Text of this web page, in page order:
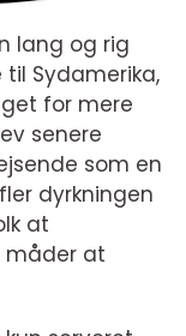
lang og rig
Sydamerika,
for mere
senere
som en
dyrkningen
at
måder at